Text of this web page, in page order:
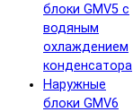
блоки GMV5 с
водяным
охлаждением
конденсатора
Наружные
блоки GMV6